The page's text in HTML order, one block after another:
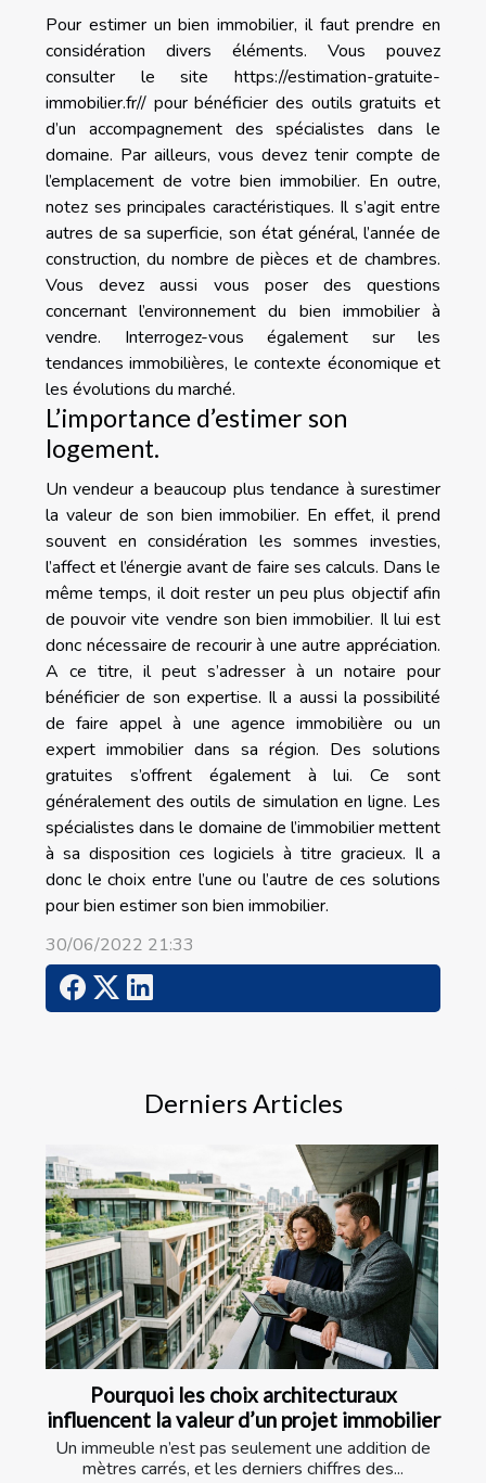
Pour estimer un bien immobilier, il faut prendre en
considération divers éléments. Vous pouvez
consulter le site https://estimation-gratuite-
immobilier.fr// pour bénéficier des outils gratuits et
d’un accompagnement des spécialistes dans le
domaine. Par ailleurs, vous devez tenir compte de
l’emplacement de votre bien immobilier. En outre,
notez ses principales caractéristiques. Il s’agit entre
autres de sa superficie, son état général, l’année de
construction, du nombre de pièces et de chambres.
Vous devez aussi vous poser des questions
concernant l’environnement du bien immobilier à
vendre. Interrogez-vous également sur les
tendances immobilières, le contexte économique et
les évolutions du marché.
L’importance d’estimer son
logement.
Un vendeur a beaucoup plus tendance à surestimer
la valeur de son bien immobilier. En effet, il prend
souvent en considération les sommes investies,
l’affect et l’énergie avant de faire ses calculs. Dans le
même temps, il doit rester un peu plus objectif afin
de pouvoir vite vendre son bien immobilier. Il lui est
donc nécessaire de recourir à une autre appréciation.
A ce titre, il peut s’adresser à un notaire pour
bénéficier de son expertise. Il a aussi la possibilité
de faire appel à une agence immobilière ou un
expert immobilier dans sa région. Des solutions
gratuites s’offrent également à lui. Ce sont
généralement des outils de simulation en ligne. Les
spécialistes dans le domaine de l’immobilier mettent
à sa disposition ces logiciels à titre gracieux. Il a
donc le choix entre l’une ou l’autre de ces solutions
pour bien estimer son bien immobilier.
30/06/2022 21:33
Derniers Articles
Pourquoi les choix architecturaux
influencent la valeur d’un projet immobilier
Un immeuble n’est pas seulement une addition de
mètres carrés, et les derniers chiffres des...